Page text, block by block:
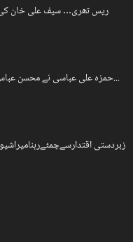
ریس تھری… سیف علی خان
حمزہ علی عباسی نے محسن عباس کے عمل کو ناقابلِ معافی...
زبردستی